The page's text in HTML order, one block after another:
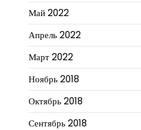
Май 2022
Апрель 2022
Март 2022
Ноябрь 2018
Октябрь 2018
Сентябрь 2018